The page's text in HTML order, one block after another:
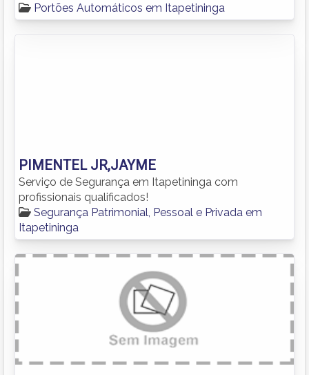
Portões Automáticos em Itapetininga
PIMENTEL JR,JAYME
Serviço de Segurança em Itapetininga com
profissionais qualificados!
Segurança Patrimonial, Pessoal e Privada em
Itapetininga